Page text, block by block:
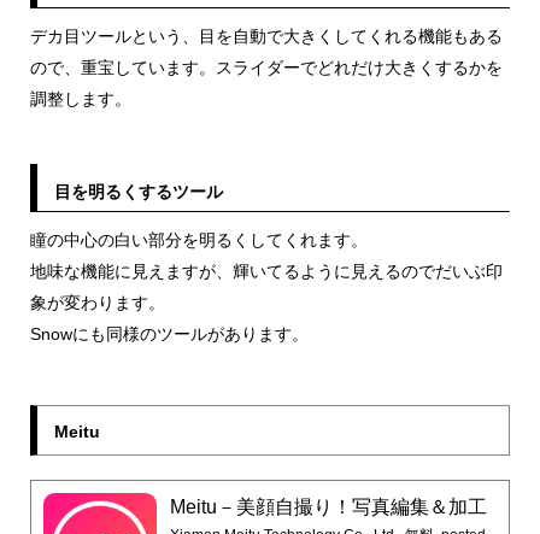
デカ目ツールという、目を自動で大きくしてくれる機能もある
ので、重宝しています。スライダーでどれだけ大きくするかを
調整します。
目を明るくするツール
瞳の中心の白い部分を明るくしてくれます。
地味な機能に見えますが、輝いてるように見えるのでだいぶ印
象が変わります。
Snowにも同様のツールがあります。
Meitu
Meitu－美顔自撮り！写真編集＆加工